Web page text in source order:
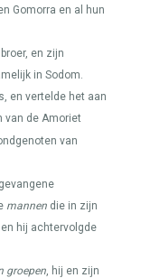
Gomorra en al hun
en zijn
in Sodom.
en vertelde het aan
van de Amoriet
van
mannen die in zijn
en hij achtervolgde
groepen, hij en zijn